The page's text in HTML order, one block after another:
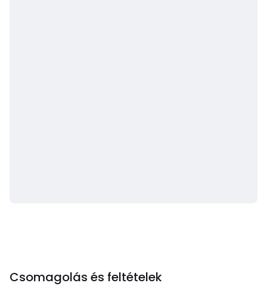
Csomagolás és feltételek